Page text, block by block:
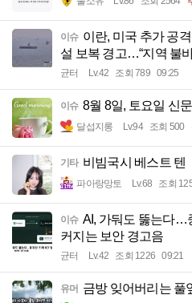
이슈 이란, 미국 추가 공
설 보복 경고…“지역 불
균터 Lv.42 조회 789 09:25
이슈 8월 8일, 토요일 신
달섭지롱 Lv.94 조회 500
기타 비빔국시 베스트 텐
파아랑망토 Lv.68 조회
이슈 AI, 가둬도 뚫는다…
커지는 보안 경고음
균터 Lv.42 조회 1226 09:21
유머 금방 잊어버리는 풀